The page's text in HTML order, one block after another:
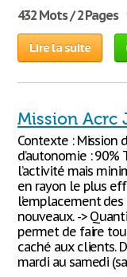
432 Mots / 2 Pages
Lire la suite
Mission Acrc
Contexte : Mission
d’autonomie : 90%
l’activité mais
en rayon le plus
l’emplacement
nouveaux. ->
permet de faire
caché aux clients.
mardi au samedi